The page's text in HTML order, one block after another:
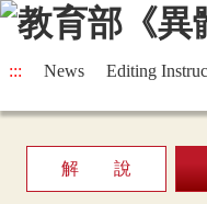
::: News Editing
解 說